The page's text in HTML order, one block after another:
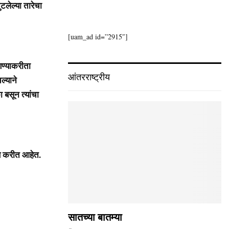
तारेचा
बसून त्यांचा
करीत आहेत.
[uam_ad id=”2915″]
आंतरराष्ट्रीय
सातच्या बातम्या